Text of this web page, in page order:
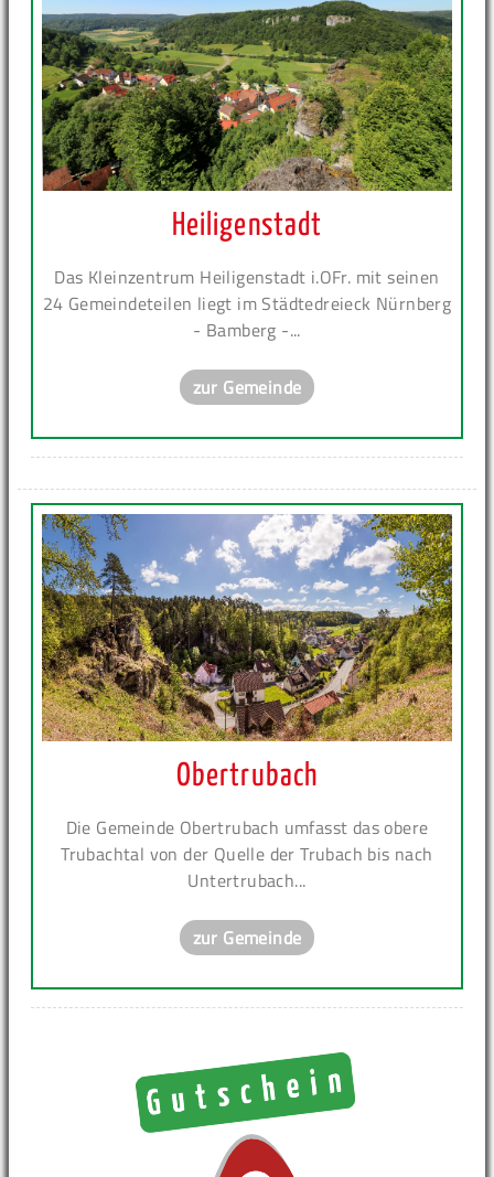
Heiligenstadt
Das Kleinzentrum Heiligenstadt i.OFr. mit seinen
24 Gemeindeteilen liegt im Städtedreieck Nürnberg
- Bamberg -...
zur Gemeinde
Obertrubach
Die Gemeinde Obertrubach umfasst das obere
Trubachtal von der Quelle der Trubach bis nach
Untertrubach...
zur Gemeinde